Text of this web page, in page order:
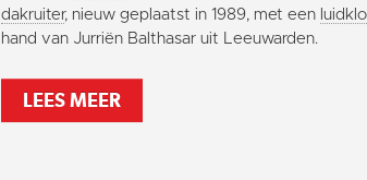
dakruiter, nieuw geplaatst in 1989, met een
hand van Jurriën Balthasar uit Leeuwarden.
LEES MEER